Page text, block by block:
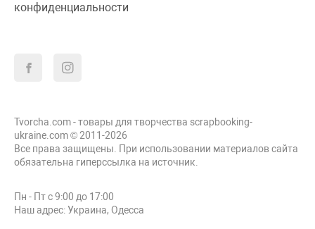
конфиденциальности
Tvorcha.com - товары для творчества scrapbooking-
ukraine.com © 2011-2026
Все права защищены. При использовании материалов сайта
обязательна гиперссылка на источник.
Пн - Пт с 9:00 до 17:00
Наш адрес: Украина, Одесса